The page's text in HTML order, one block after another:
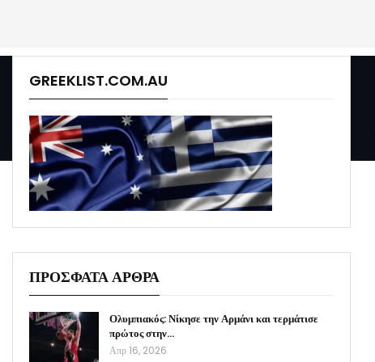
GREEKLIST.COM.AU
ΠΡΟΣΦΑΤΑ ΑΡΘΡΑ
Ολυμπιακός: Νίκησε την Αρμάνι και τερμάτισε
πρώτος στην…
Απρ 16, 2026